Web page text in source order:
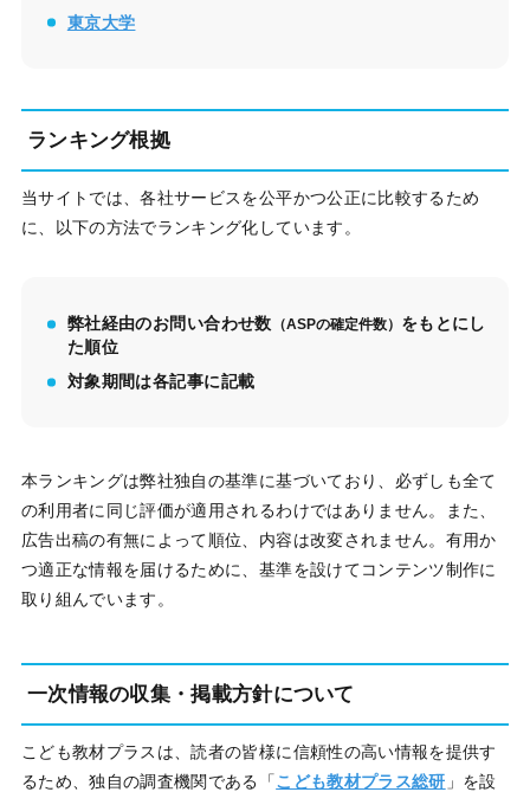
東京大学
ランキング根拠
当サイトでは、各社サービスを公平かつ公正に比較するため
に、以下の方法でランキング化しています。
弊社経由のお問い合わせ数 （ASPの確定件数） をもとにし
た順位
対象期間は各記事に記載
本ランキングは弊社独自の基準に基づいており、必ずしも全て
の利用者に同じ評価が適用されるわけではありません。また、
広告出稿の有無によって順位、内容は改変されません。有用か
つ適正な情報を届けるために、基準を設けてコンテンツ制作に
取り組んでいます。
一次情報の収集・掲載方針について
こども教材プラスは、読者の皆様に信頼性の高い情報を提供す
るため、独自の調査機関である「こども教材プラス総研 」を設